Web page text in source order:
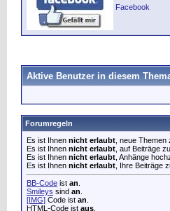
Facebook
Aktive Benutzer in diesem
Forumregeln
Es ist Ihnen nicht erlaubt , neue
Es ist Ihnen nicht erlaubt , auf Beiträge
Es ist Ihnen nicht erlaubt , Anhänge
Es ist Ihnen nicht erlaubt , Ihre Beiträge
BB-Code ist an
Smileys sind an
[IMG] Code ist an
HTML-Code ist aus